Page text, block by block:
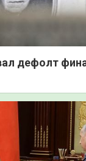
дефолт